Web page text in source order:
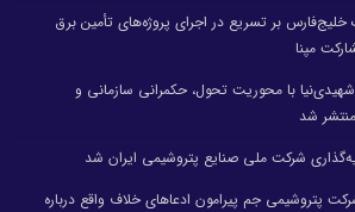
خلیج‌فارس بر تسریع در اجرای پروژه‌های تأمین برق
مپنا
با محوریت تحول، حکمرانی سازمانی و
شد
شرکت ملی صنایع پتروشیمی ایران شد
پتروشیمی جم پیرامون ادعاهای خلاف واقع درباره